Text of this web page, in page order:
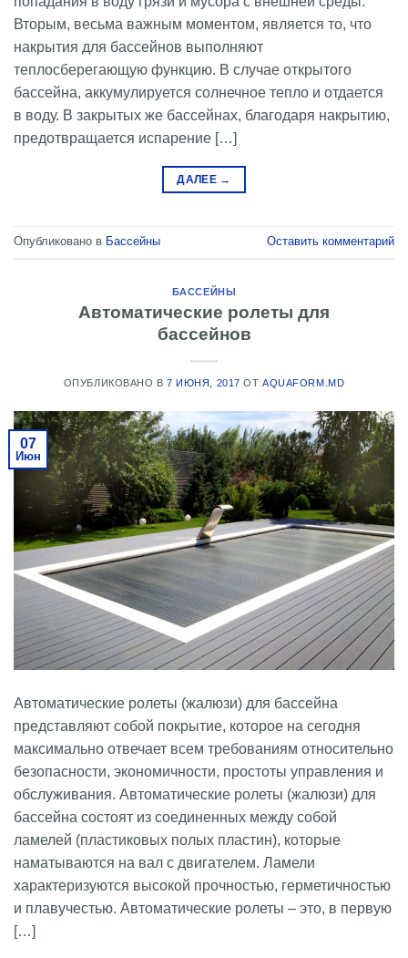
Вторым, весьма важным моментом, является то, что
накрытия для бассейнов выполняют
теплосберегающую функцию. В случае открытого
бассейна, аккумулируется солнечное тепло и отдается
в воду. В закрытых же бассейнах, благодаря накрытию,
предотвращается испарение […]
ДАЛЕЕ →
Опубликовано в Бассейны Оставить комментарий
БАССЕЙНЫ
Автоматические ролеты для
бассейнов
ОПУБЛИКОВАНО В7 ИЮНЯ, 2017 ОТAQUAFORM.MD
07
Июн
Автоматические ролеты (жалюзи) для бассейна
представляют собой покрытие, которое на сегодня
максимально отвечает всем требованиям относительно
безопасности, экономичности, простоты управления и
обслуживания. Автоматические ролеты (жалюзи) для
бассейна состоят из соединенных между собой
ламелей (пластиковых полых пластин), которые
наматываются на вал с двигателем. Ламели
характеризуются высокой прочностью, герметичностью
и плавучестью. Автоматические ролеты – это, в первую
[…]